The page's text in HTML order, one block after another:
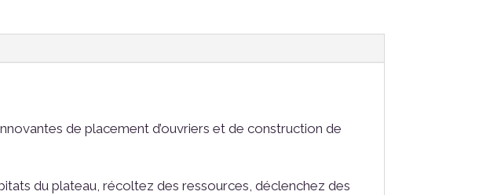
de placement d’ouvriers et de construction de
du plateau, récoltez des ressources, déclenchez des